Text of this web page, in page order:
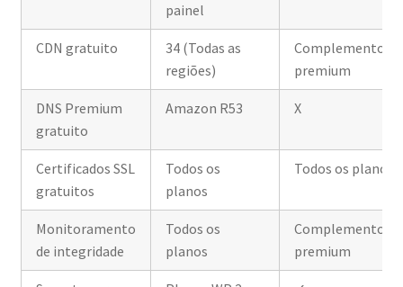
painel
CDN gratuito
34 (Todas as
regiões)
Complemento
premium
DNS Premium
gratuito
Amazon R53 X
Certificados SSL
gratuitos
Todos os
planos
Todos os planos
Monitoramento
de integridade
Todos os
planos
Complemento
premium